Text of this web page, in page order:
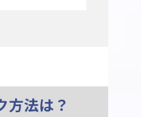
方法は？